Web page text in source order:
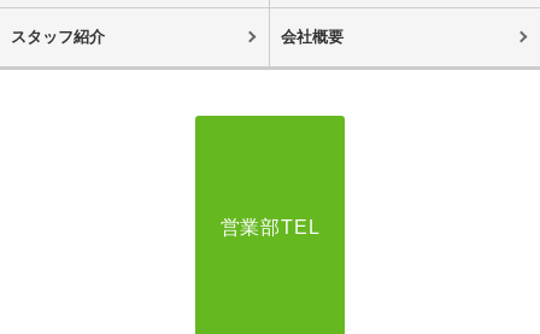
スタッフ紹介 会社概要
営業部TEL